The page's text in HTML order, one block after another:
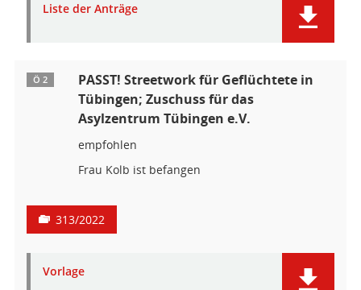
Liste der Anträge
Ö 2
PASST! Streetwork für Geflüchtete in
Tübingen; Zuschuss für das
Asylzentrum Tübingen e.V.
empfohlen
Frau Kolb ist befangen
313/2022
Vorlage